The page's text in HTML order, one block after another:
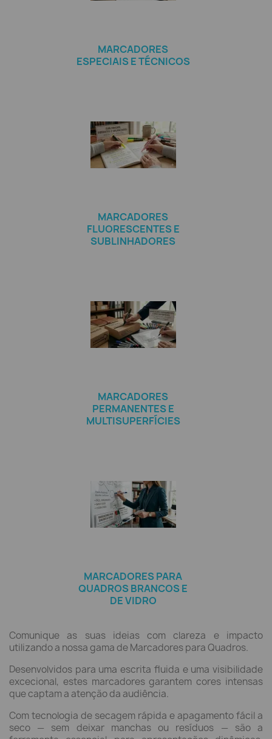
MARCADORES
ESPECIAIS E TÉCNICOS
MARCADORES
FLUORESCENTES E
SUBLINHADORES
MARCADORES
PERMANENTES E
MULTISUPERFÍCIES
MARCADORES PARA
QUADROS BRANCOS E
DE VIDRO
Comunique as suas ideias com clareza e impacto
utilizando a nossa gama de Marcadores para Quadros.
Desenvolvidos para uma escrita fluida e uma visibilidade
excecional, estes marcadores garantem cores intensas
que captam a atenção da audiência.
Com tecnologia de secagem rápida e apagamento fácil a
seco — sem deixar manchas ou resíduos — são a